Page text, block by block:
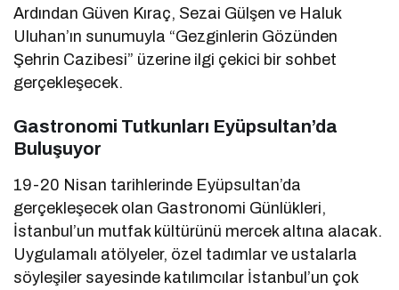
Ardından Güven Kıraç, Sezai Gülşen ve Haluk
Uluhan’ın sunumuyla “Gezginlerin Gözünden
Şehrin Cazibesi” üzerine ilgi çekici bir sohbet
gerçekleşecek.
Gastronomi Tutkunları Eyüpsultan’da
Buluşuyor
19-20 Nisan tarihlerinde Eyüpsultan’da
gerçekleşecek olan Gastronomi Günlükleri,
İstanbul’un mutfak kültürünü mercek altına alacak.
Uygulamalı atölyeler, özel tadımlar ve ustalarla
söyleşiler sayesinde katılımcılar İstanbul’un çok